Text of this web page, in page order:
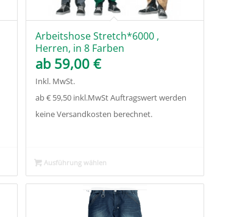
Arbeitshose Stretch*6000 ,
Herren, in 8 Farben
ab 59,00 €
Inkl. MwSt.
ab € 59,50 inkl.MwSt Auftragswert werden
keine Versandkosten berechnet.
Ausführung wählen